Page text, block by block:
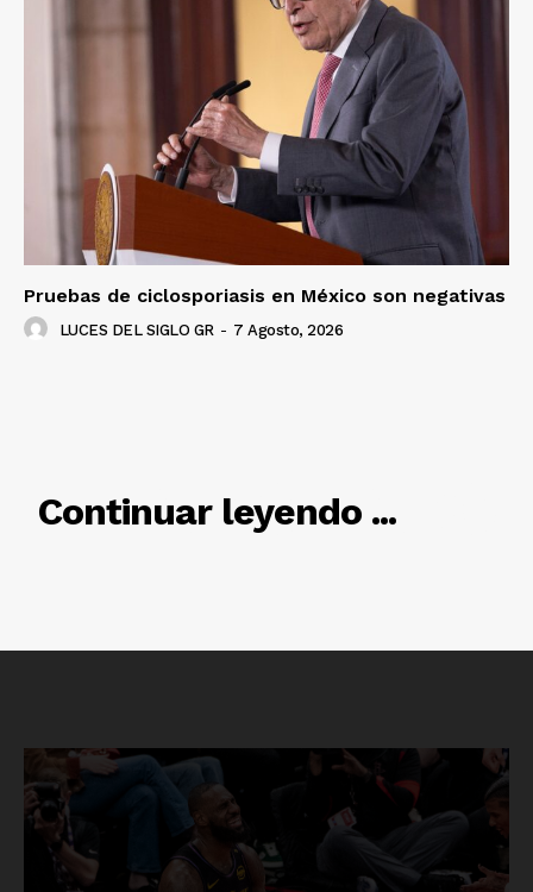
Pruebas de ciclosporiasis en México son negativas
LUCES DEL SIGLO GR - 7 Agosto, 2026
Continuar leyendo ...
RELACIONADO